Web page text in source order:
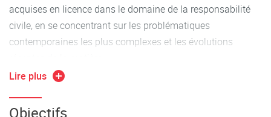
acquises en licence dans le domaine de la responsabilité
civile, en se concentrant sur les problématiques
contemporaines les plus complexes et les évolutions
Cette discipline revêt une importance particulière dans le
contexte actuel de mutation du droit de la responsabilité.
Lire plus
Objectifs